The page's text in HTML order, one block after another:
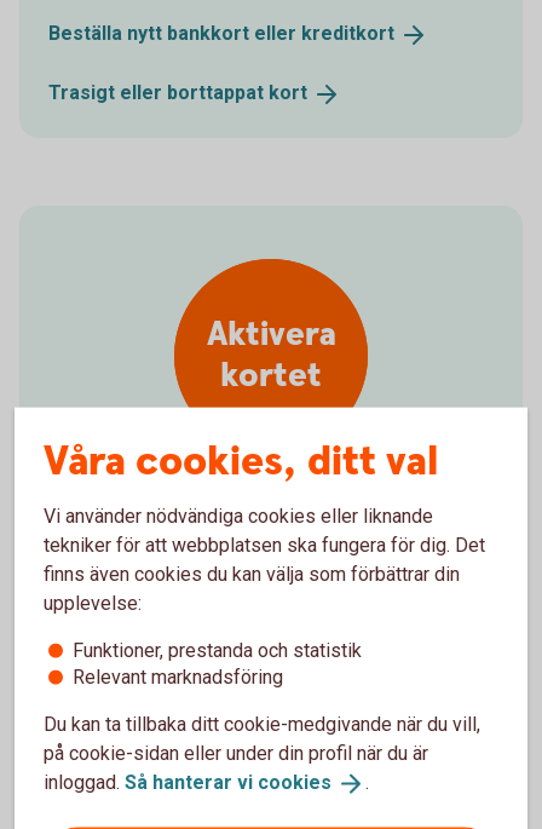
Beställa nytt bankkort eller kreditkort
Trasigt eller borttappat kort
Aktivera
kortet
Kom igång med det nya kortet
Aktivera dittkort
Våra cookies, ditt val
Vi använder nödvändiga cookies eller liknande
tekniker för att webbplatsen ska fungera för dig. Det
finns även cookies du kan välja som förbättrar din
upplevelse:
Funktioner, prestanda och statistik
Relevant marknadsföring
Du kan ta tillbaka ditt cookie-medgivande när du vill,
på cookie-sidan eller under din profil när du är
inloggad. Så hanterar vi cookies .